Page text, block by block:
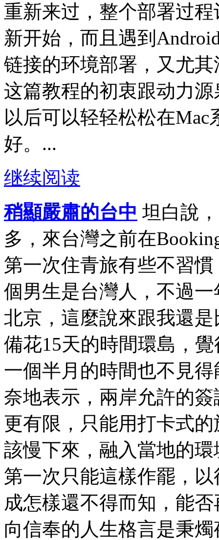
重新来过，整个部署过
新开始，而且遇到
链接的环境部署，又尤
这篇教程的初衷跟动力
以后可以轻轻松松在
好。...
继续阅读
稍顯嚴肅的台中 坦白說
多，來台灣之前在
第一次住青旅有些不習
個男生是台灣人，不過
北京，這麼說來跟我還
備花15天的時間環島，
一個半月的時間也不見
奈地表示，兩岸允許的
更有限，只能用打卡式
該慢下來，融入當地的
第一次只能這樣作罷，
成怎樣還不得而知，能
向信奉的人生格言是秉